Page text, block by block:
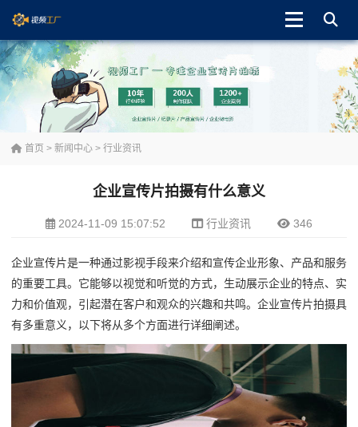
首页 > 新闻中心 > 行业资讯
企业宣传片拍摄有什么意义
2024-11-09 15:07:52 行业资讯 346
企业宣传片是一种通过影视手段来介绍和宣传企业形象、产品和服务
的重要工具。它能够以视觉和听觉的方式，生动展示企业的特点、实
力和价值观，引起潜在客户和观众的兴趣和共鸣。企业宣传片拍摄具
有多重意义，以下将从多个方面进行详细阐述。